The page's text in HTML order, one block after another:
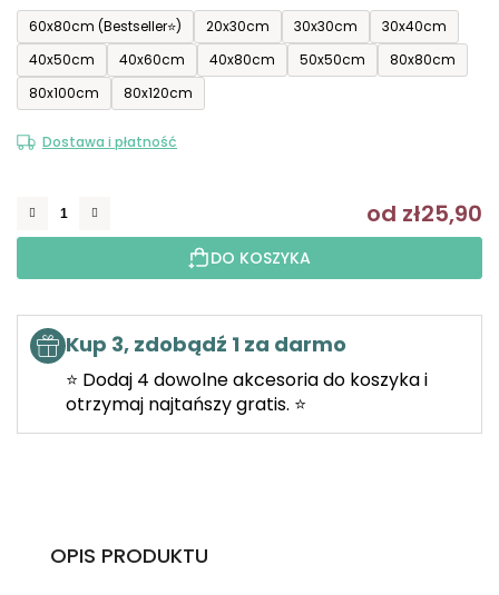
60x80cm (Bestseller⭐)
20x30cm 30x30cm
30x40cm
40x50cm
40x60cm 40x80cm 50x50cm
80x80cm
80x100cm
80x120cm
Dostawa i płatność
od zł25,90
DO KOSZYKA
Kup 3, zdobądź 1 za darmo
⭐ Dodaj 4 dowolne akcesoria do koszyka i
otrzymaj najtańszy gratis. ⭐
OPIS PRODUKTU